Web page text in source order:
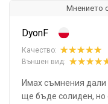
Мнението
DyonF
Качество:
Външен вид:
Имах съмнения дали
ще бъде солиден, но